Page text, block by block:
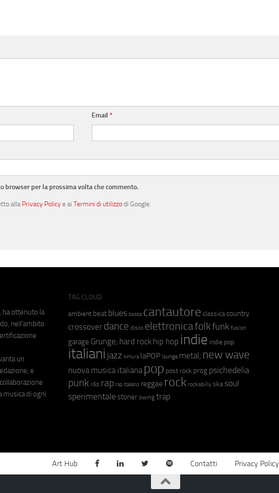
Email*
browser per la prossima volta che commento.
alla Privacy Policye ai Termini di utilizzodi Google.
ha ottenuto la
nell'ambito
un
e
musica di ogni
TAG CLOUD
ambient beat blues bossa cantautore classica country
crossover dance disco elettronicafolkfunk fusion
garage Grunge; hard rock hip hop indie indie pop
italiani jazz kimura laPOP lounge metal; new wave
nuova musica italiana pop post rock prog psichedelia
punk r&b rap rap italiano reggae rock rockabilly ska soul
sperimentale stoner swing trap
Art Hub Contatti Privacy Policy